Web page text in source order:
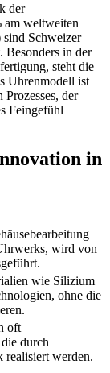
der
am weltweiten
sind Schweizer
in der
steht die
Uhrenmodell ist
der
Feingefühl
in
wird von
wie Silizium
ohne die
oft
durch
realisiert werden.